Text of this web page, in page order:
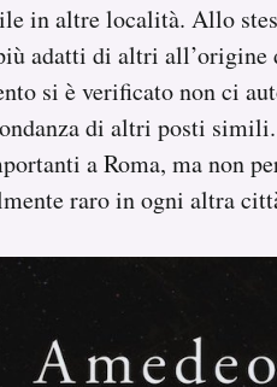
in altre località. Allo
adatti di altri
si è verificato non ci
di altri posti
a Roma, ma non
raro in ogni altra